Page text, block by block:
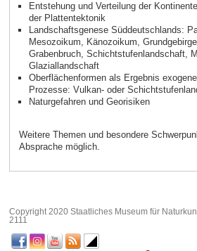
Entstehung und Verteilung der
der Plattentektonik
Landschaftsgenese Süddeutschlands:
Mesozoikum, Känozoikum,
Grabenbruch, Schichtstufenlandschaft,
Glaziallandschaft
Oberflächenformen als Ergebnis
Prozesse: Vulkan- oder
Naturgefahren und Georisiken
Weitere Themen und besondere
Absprache möglich.
Copyright 2020 Staatliches Museum für
2111